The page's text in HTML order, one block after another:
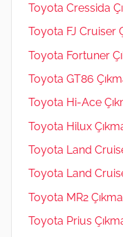
Toyota Cressida
Toyota FJ Cruiser
Toyota Fortuner
Toyota GT86
Toyota Hi-Ace
Toyota Hilux
Toyota Land
Toyota Land
Toyota MR2
Toyota Prius